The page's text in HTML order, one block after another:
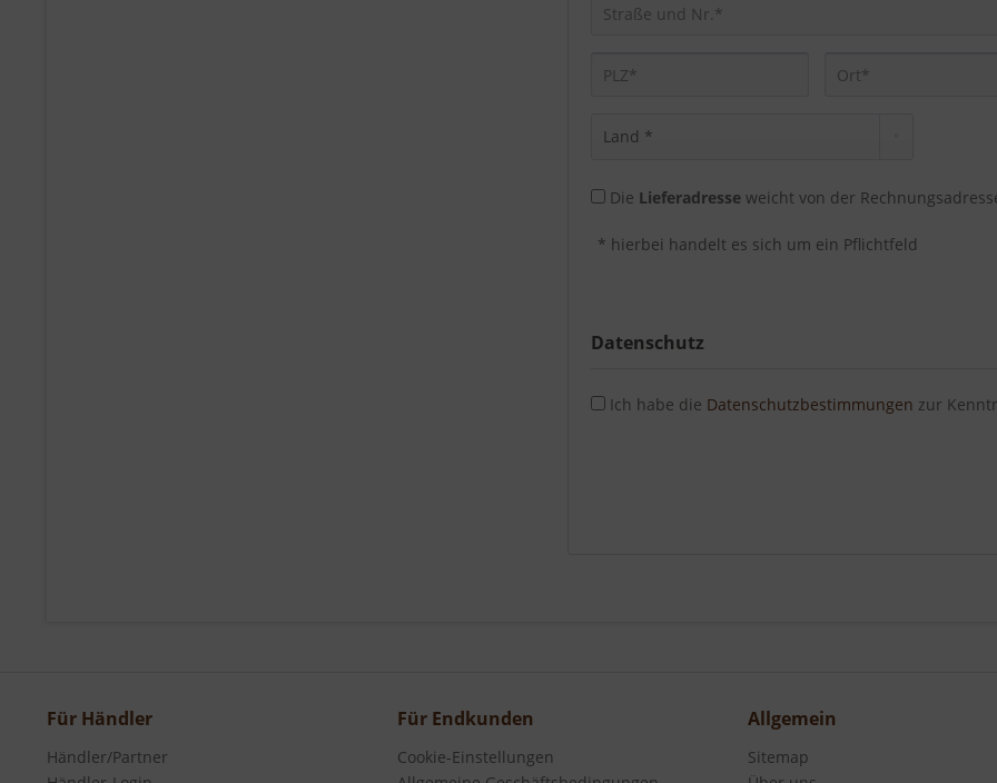
Die Lieferadresseweicht von der
* hierbei handelt es sich um ein Pflichtfeld
Datenschutz
Ich habe die Datenschutzbestimmungen zur
Für Händler
Händler/Partner
Für Endkunden
Cookie-Einstellungen
Allgemein
Sitemap